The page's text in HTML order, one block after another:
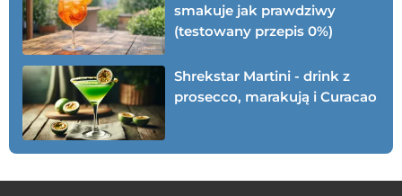
smakuje jak prawdziwy
(testowany przepis 0%)
Shrekstar Martini - drink z
prosecco, marakują i Curacao